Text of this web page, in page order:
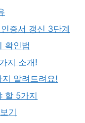
증서 갱신 3단계
확인법
지 소개!
알려드려요!
할 5가지
기